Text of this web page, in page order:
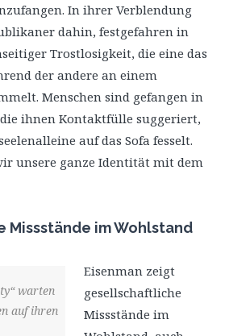
In ihrer Verblendung
dahin, festgefahren in
Trostlosigkeit, die eine das
der andere an einem
Menschen sind gefangen in
ihnen Kontaktfülle suggeriert,
auf das Sofa fesselt.
unsere ganze Identität mit dem
im Wohlstand
warten
auf ihren
Eisenman zeigt
gesellschaftliche
Missstände im